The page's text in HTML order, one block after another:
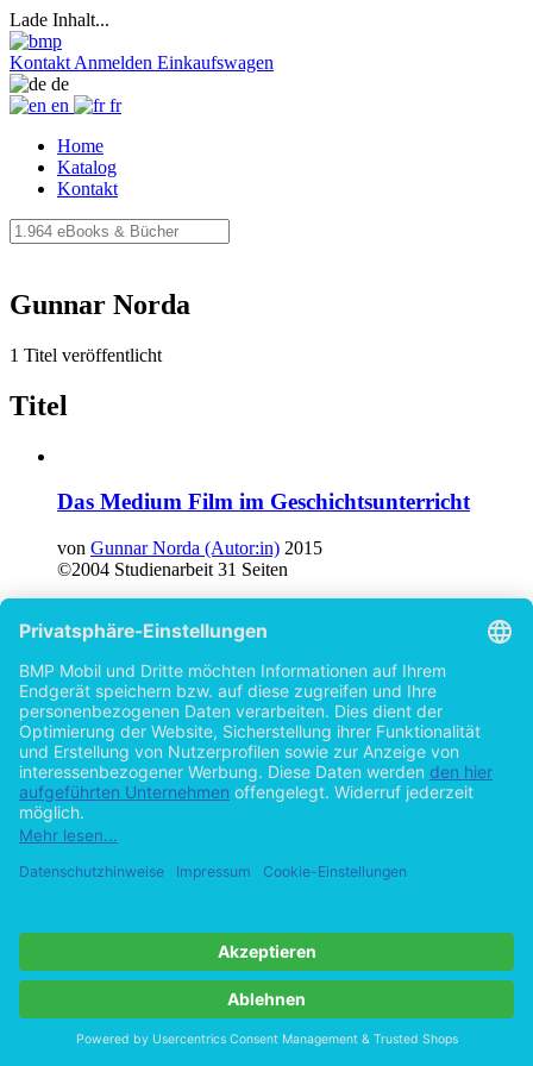
Lade Inhalt...
Kontakt Anmelden Einkaufswagen
de
en
fr
Home
Katalog
Kontakt
Gunnar Norda
1 Titel veröffentlicht
Titel
Das Medium Film im Geschichtsunterricht
von Gunnar Norda (Autor:in) 2015
©2004 Studienarbeit 31 Seiten
Impressum
AGB
Vertrag widerrufen
Zur Desktop-Version
Copyright ©Imprint in der Bedey & Thoms Media GmbH powered
byOpen Publishing
Cookie-Einstellungen